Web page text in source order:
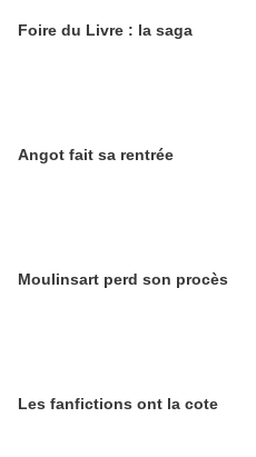
Foire du Livre : la saga
Angot fait sa rentrée
Moulinsart perd son procès
Les fanfictions ont la cote